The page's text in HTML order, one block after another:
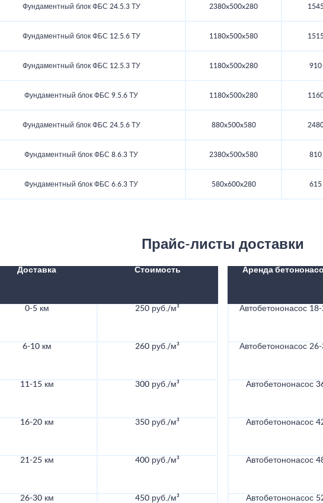
Фундаментный блок ФБС 24.5.3 ТУ 2380x500x280
Фундаментный блок ФБС 12.5.6 ТУ 1180x500x580
Фундаментный блок ФБС 12.5.3 ТУ 1180x500x280 910
Фундаментный блок ФБС 9.5.6 ТУ 1180x500x280
Фундаментный блок ФБС 24.5.6 ТУ 880x500x580
Фундаментный блок ФБС 8.6.3 ТУ 2380x500x580 810
Фундаментный блок ФБС 6.6.3 ТУ 580x600x280 615
Прайс-листы доставки
Доставка Стоимость
0-5 км 250 руб./м³
6-10 км 260 руб./м³
11-15 км 300 руб./м³
16-20 км 350 руб./м³
21-25 км 400 руб./м³
26-30 км 450 руб./м³
Аренда
Автобетононасос
Автобетононасос
Автобетононасос
Автобетононасос
Автобетононасос
Автобетононасос